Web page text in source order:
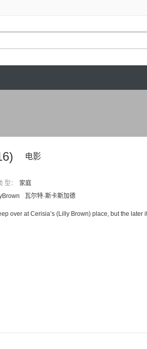
电影
型：
家庭
瓦尔特·斯卡斯加德
over at Cerisia’s (Lilly Brown) place, but the later